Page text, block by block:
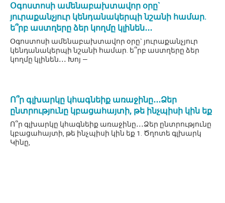
Օգոստոսի ամենաբախտավոր օրը`
յուրաքանչյուր կենդանակերպի նշանի համար.
ե՞րբ աստղերը ձեր կողմը կլինեն․․․
Օգոստոսի ամենաբախտավոր օրը` յուրաքանչյուր
կենդանակերպի նշանի համար. ե՞րբ աստղերը ձեր
կողմը կլինեն․․․ Խոյ —
Ո՞ր գլխարկը կհագնեիք առաջինը․․․Ձեր
ընտրությունը կբացահայտի, թե ինչպիսի կին եք
Ո՞ր գլխարկը կհագնեիք առաջինը․․․Ձեր ընտրությունը
կբացահայտի, թե ինչպիսի կին եք 1. Ծղոտե գլխարկ
Կինը,